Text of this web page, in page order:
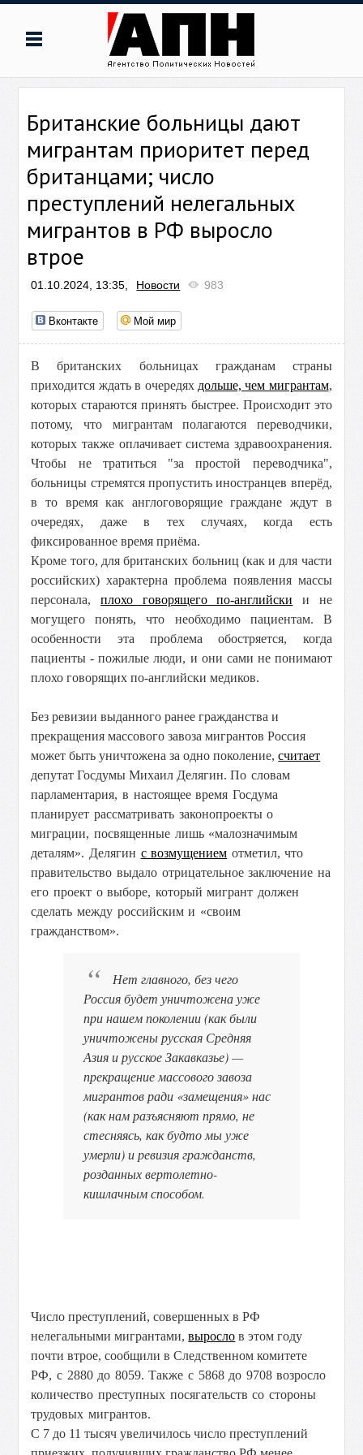
Британские больницы дают
мигрантам приоритет перед
британцами; число
преступлений нелегальных
мигрантов в РФ выросло
втрое
01.10.2024, 13:35, Новости 983
Вконтакте Мой мир
В британских больницах гражданам страны
приходится ждать в очередях дольше, чем мигрантам,
которых стараются принять быстрее. Происходит это
потому, что мигрантам полагаются переводчики,
которых также оплачивает система здравоохранения.
Чтобы не тратиться "за простой переводчика",
больницы стремятся пропустить иностранцев вперёд,
в то время как англоговорящие граждане ждут в
очередях, даже в тех случаях, когда есть
фиксированное время приёма.
Кроме того, для британских больниц (как и для части
российских) характерна проблема появления массы
персонала,плохо говорящего по-английски и не
могущего понять, что необходимо пациентам. В
особенности эта проблема обостряется, когда
пациенты - пожилые люди, и они сами не понимают
плохо говорящих по-английски медиков.
Без ревизии выданного ранее гражданства и
прекращения массового завоза мигрантов Россия
может быть уничтожена за одно поколение,считает
депутат Госдумы Михаил Делягин.По словам
парламентария, в настоящее время Госдума
планирует рассматривать законопроекты о
миграции, посвященные лишь «малозначимым
деталям». Делягин с возмущением отметил, что
правительство выдало отрицательное заключение на
его проект о выборе, который мигрант должен
сделать между российским и «своим
гражданством».
Нет главного, без чего
Россия будет уничтожена уже
при нашем поколении (как были
уничтожены русская Средняя
Азия и русское Закавказье) —
прекращение массового завоза
мигрантов ради «замещения» нас
(как нам разъясняют прямо, не
стесняясь, как будто мы уже
умерли) и ревизия гражданств,
розданных вертолетно-
кишлачным способом.
Число преступлений, совершенных в РФ
нелегальными мигрантами,выросло в этом году
почти втрое, сообщили в Следственном комитете
РФ, с 2880 до 8059. Также с 5868 до 9708 возросло
количество преступных посягательств со стороны
трудовых мигрантов.
С 7 до 11 тысяч увеличилось число преступлений